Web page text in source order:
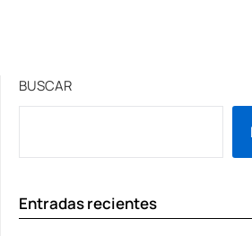
BUSCAR
Entradas recientes